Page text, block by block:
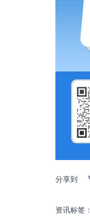
分享到
资讯标签：